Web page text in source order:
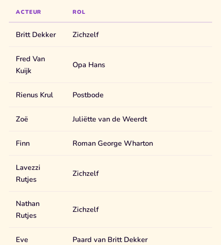
ACTEUR ROL
Britt Dekker Zichzelf
Fred Van
Kuijk
Opa Hans
Rienus Krul Postbode
Zoë Juliëtte van de Weerdt
Finn Roman George Wharton
Lavezzi
Rutjes
Zichzelf
Nathan
Rutjes
Zichzelf
Eve Paard van Britt Dekker